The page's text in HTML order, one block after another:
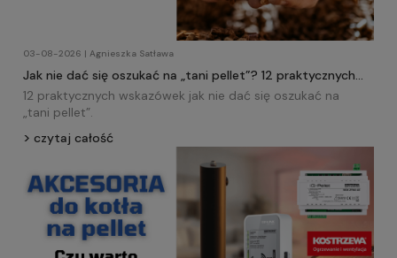
03-08-2026 | Agnieszka Satława
Jak nie dać się oszukać na „tani pellet”? 12 praktycznych
wskazówek!
12 praktycznych wskazówek jak nie dać się oszukać na
„tani pellet”.
czytaj całość